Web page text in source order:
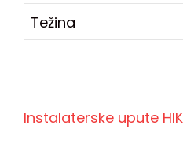
Težina
Instalaterske upute